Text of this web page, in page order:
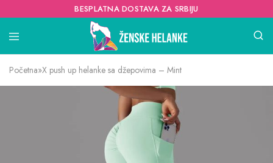
BESPLATNA DOSTAVA ZA SRBIJU
Početna»X push up helanke sa džepovima – Mint